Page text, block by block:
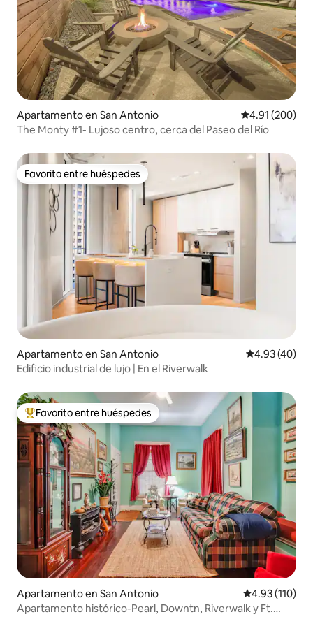
Apartamento en San Antonio Calificación
4.91 (200)
The Monty #1- Lujoso centro, cerca del Paseo del Río
Favorito entre huéspedes
Favorito entre huéspedes
Apartamento en San Antonio Calificación
4.93 (40)
Edificio industrial de lujo | En el Riverwalk
Favorito entre huéspedes preferido
Favorito entre huéspedes
Apartamento en San Antonio Calificación
4.93 (110)
Apartamento histórico-Pearl, Downtn, Riverwalk y Ft.